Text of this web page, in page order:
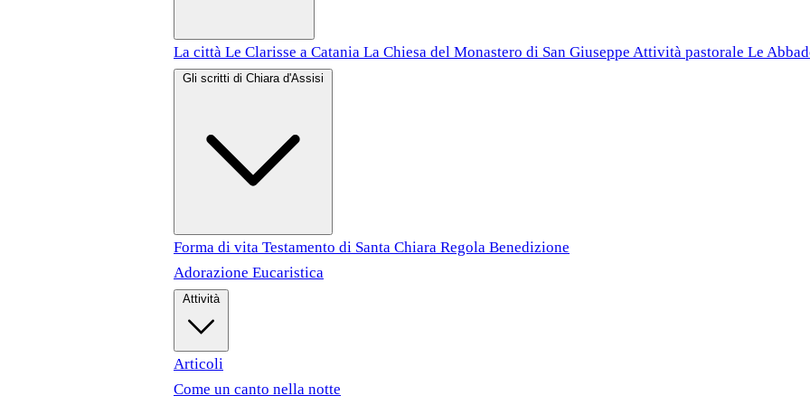
La città Le Clarisse a Catania La Chiesa del Monastero di San Giuseppe Attività pastorale Le
Forma di vita Testamento di Santa Chiara Regola Benedizione
Adorazione Eucaristica
Articoli
Come un canto nella notte